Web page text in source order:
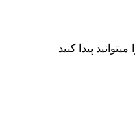
پیدا کنید